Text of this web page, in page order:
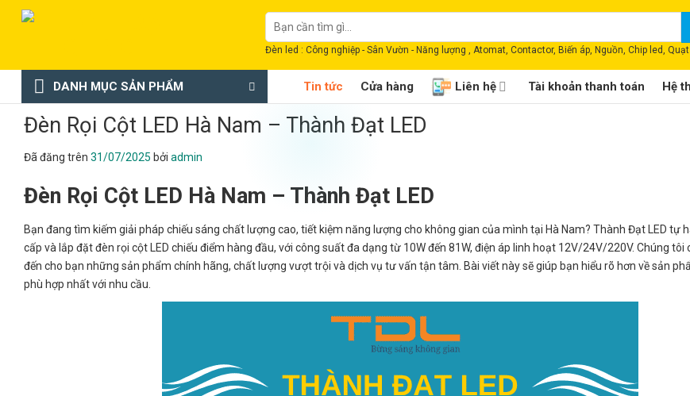
Chuyển
dung
Tìm
kiếm:
Đèn led : Công nghiệp - Sân Vườn - Năng lượng , Atomat, Contactor, Biến áp, Nguồn, Chip led, Quạt
DANH MỤC SẢN PHẨM Tin tức Cửa hàng Liên hệ Tài khoản thanh toán Hệ
Đèn Rọi Cột LED Hà Nam – Thành Đạt LED
Đã đăng trên 31/07/2025 bởi admin
Đèn Rọi Cột LED Hà Nam – Thành Đạt LED
Bạn đang tìm kiếm giải pháp chiếu sáng chất lượng cao, tiết kiệm năng lượng cho không gian của mình tại Hà Nam? Thành Đạt LED tự
cấp và lắp đặt đèn rọi cột LED chiếu điểm hàng đầu, với công suất đa dạng từ 10W đến 81W, điện áp linh hoạt 12V/24V/220V. Chúng tôi
đến cho bạn những sản phẩm chính hãng, chất lượng vượt trội và dịch vụ tư vấn tận tâm. Bài viết này sẽ giúp bạn hiểu rõ hơn về sản
phù hợp nhất với nhu cầu.